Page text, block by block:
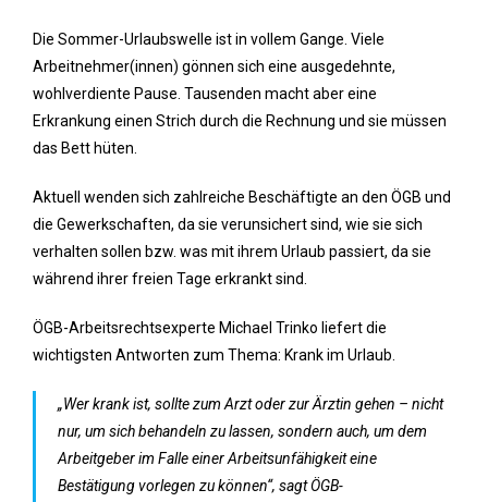
Die Sommer-Urlaubswelle ist in vollem Gange. Viele
Arbeitnehmer(innen) gönnen sich eine ausgedehnte,
wohlverdiente Pause. Tausenden macht aber eine
Erkrankung einen Strich durch die Rechnung und sie müssen
das Bett hüten.
Aktuell wenden sich zahlreiche Beschäftigte an den ÖGB und
die Gewerkschaften, da sie verunsichert sind, wie sie sich
verhalten sollen bzw. was mit ihrem Urlaub passiert, da sie
während ihrer freien Tage erkrankt sind.
ÖGB-Arbeitsrechtsexperte Michael Trinko liefert die
wichtigsten Antworten zum Thema: Krank im Urlaub.
„Wer krank ist, sollte zum Arzt oder zur Ärztin gehen – nicht
nur, um sich behandeln zu lassen, sondern auch, um dem
Arbeitgeber im Falle einer Arbeitsunfähigkeit eine
Bestätigung vorlegen zu können“, sagt ÖGB-